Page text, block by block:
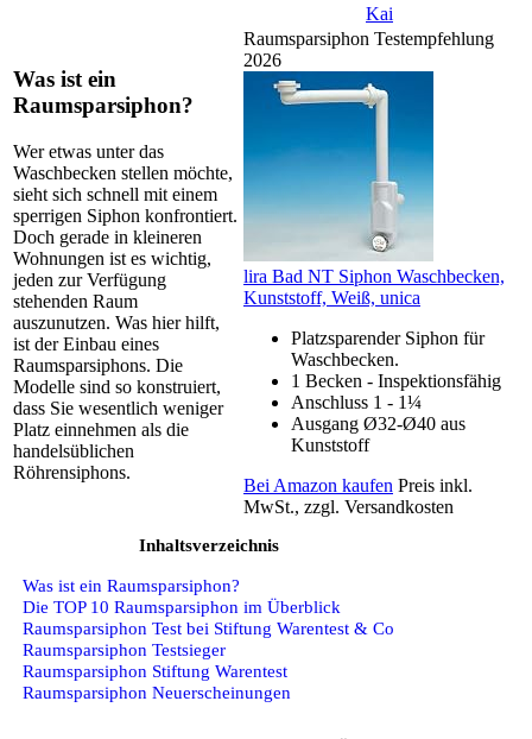
Kai
Was ist ein
Raumsparsiphon?
Wer etwas unter das
Waschbecken stellen möchte,
sieht sich schnell mit einem
sperrigen Siphon konfrontiert.
Doch gerade in kleineren
Wohnungen ist es wichtig,
jeden zur Verfügung
stehenden Raum
auszunutzen. Was hier hilft,
ist der Einbau eines
Raumsparsiphons. Die
Modelle sind so konstruiert,
dass Sie wesentlich weniger
Platz einnehmen als die
handelsüblichen
Röhrensiphons.
Raumsparsiphon Testempfehlung
2026
lira Bad NT Siphon Waschbecken,
Kunststoff, Weiß, unica
Platzsparender Siphon für
Waschbecken.
1 Becken - Inspektionsfähig
Anschluss 1 - 1¼
Ausgang Ø32-Ø40 aus
Kunststoff
Bei Amazon kaufen Preis inkl.
MwSt., zzgl. Versandkosten
Inhaltsverzeichnis
Was ist ein Raumsparsiphon?
Die TOP 10 Raumsparsiphon im Überblick
Raumsparsiphon Test bei Stiftung Warentest & Co
Raumsparsiphon Testsieger
Raumsparsiphon Stiftung Warentest
Raumsparsiphon Neuerscheinungen